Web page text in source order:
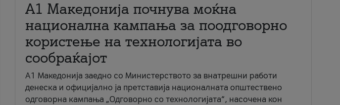
A1 Македонија почнува моќна
национална кампања за поодговорно
користење на технологијата во
сообраќајот
A1 Македонија заедно со Министерството за внатрешни работи
денеска и официјално ја претставија националната општествено
одговорна кампања „Одговорно со технологијата“, насочена кон